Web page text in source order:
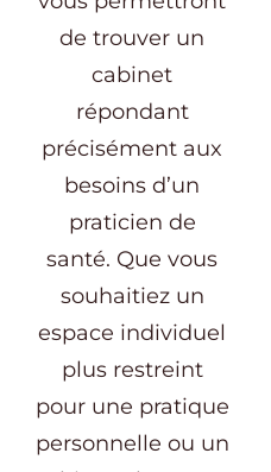
de trouver un
cabinet
répondant
précisément aux
besoins d’un
praticien de
santé. Que vous
souhaitiez un
espace individuel
plus restreint
pour une pratique
personnelle ou un